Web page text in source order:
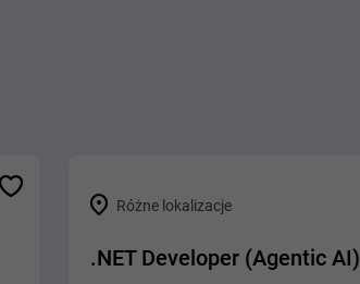
Różne lokalizacje
.NET Developer (Agentic AI)